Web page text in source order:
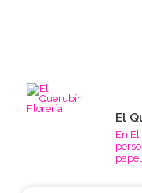
El
En